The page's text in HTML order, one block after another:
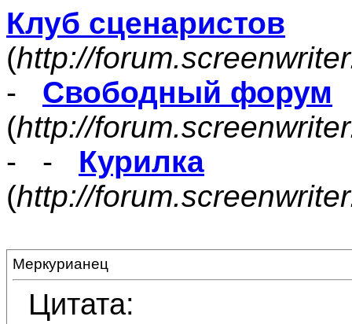
Клуб сценаристов
(http://
- Свободный форум
(http://
- - Курилка
(http://
Меркурианец
Цитата: